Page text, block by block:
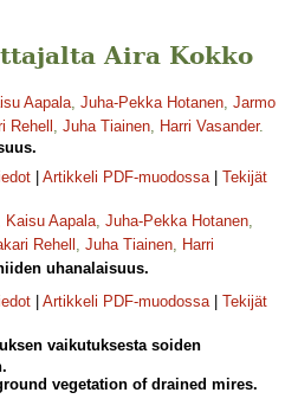
Aira Kokko
Aapala, Juha-Pekka Hotanen, Jarmo
Rehell , Juha Tiainen, Harri Vasander.
Artikkeli PDF-muodossa| Tekijät
Kaisu Aapala, Juha-Pekka Hotanen,
Rehell , Juha Tiainen, Harri
uhanalaisuus.
Artikkeli PDF-muodossa| Tekijät
vaikutuksesta soiden
vegetation of drained mires.